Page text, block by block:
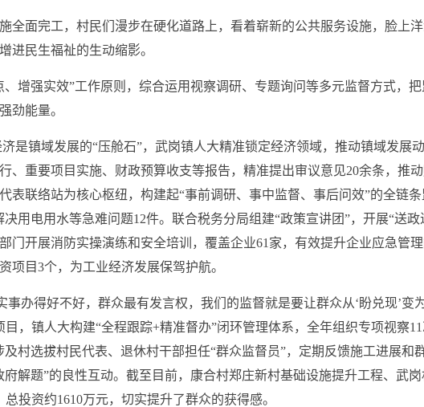
全面完工，村民们漫步在硬化道路上，看着崭新的公共服务设施，脸上
进民生福祉的生动缩影。
增强实效”工作原则，综合运用视察调研、专题询问等多元监督方式，
劲能量。
济是镇域发展的“压舱石”，武岗镇人大精准锁定经济领域，推动镇域发展
、重要项目实施、财政预算收支等报告，精准提出审议意见20余条，推
表联络站为核心枢纽，构建起“事前调研、事中监督、事后问效”的全链
用电用水等急难问题12件。联合税务分局组建“政策宣讲团”，开展“送
门开展消防实操演练和安全培训，覆盖企业61家，有效提升企业应急管
项目3个，为工业经济发展保驾护航。
事办得好不好，群众最有发言权，我们的监督就是要让群众从‘盼兑现’变
，镇人大构建“全程跟踪+精准督办”闭环管理体系，全年组织专项视察
村选拔村民代表、退休村干部担任“群众监督员”，定期反馈施工进展和
解题”的良性互动。截至目前，康合村郑庄新村基础设施提升工程、武
投资约1610万元，切实提升了群众的获得感。